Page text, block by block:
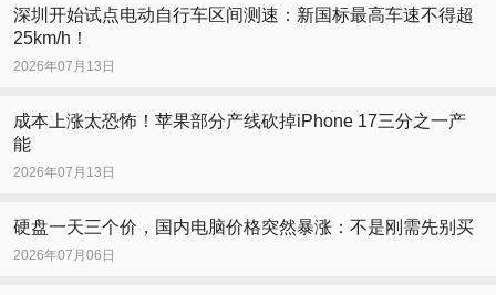
深圳开始试点电动自行车区间测速：新国标最高车速不得超
25km/h！
2026年07月13日
成本上涨太恐怖！苹果部分产线砍掉iPhone 17三分之一产
能
2026年07月13日
硬盘一天三个价，国内电脑价格突然暴涨：不是刚需先别买
2026年07月06日